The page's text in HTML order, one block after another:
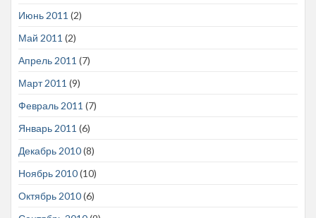
Июнь 2011 (2)
Май 2011 (2)
Апрель 2011 (7)
Март 2011 (9)
Февраль 2011 (7)
Январь 2011 (6)
Декабрь 2010(8)
Ноябрь 2010(10)
Октябрь 2010(6)